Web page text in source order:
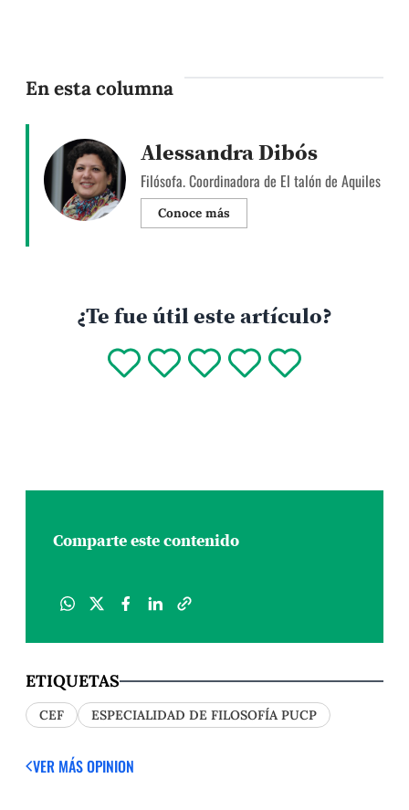
En esta columna
Alessandra Dibós
Filósofa. Coordinadora de El talón de Aquiles
Conoce más
¿Te fue útil este artículo?
Comparte este contenido
ETIQUETAS
CEF ESPECIALIDAD DE FILOSOFÍA PUCP
VER MÁS OPINION